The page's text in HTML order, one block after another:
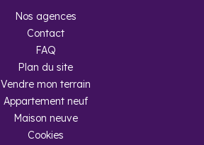
Nos agences
Contact
FAQ
Plan du site
Vendre mon terrain
Appartement neuf
Maison neuve
Cookies